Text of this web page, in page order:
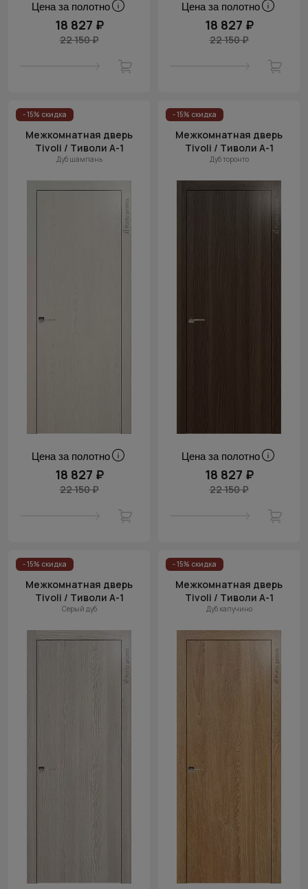
Цена за полотно
18 827 ₽
22 150 ₽
Цена за полотно
18 827 ₽
22 150 ₽
- 15% скидка
Межкомнатная дверь
Tivoli / Тиволи А-1
Дуб шампань
Цена за полотно
18 827 ₽
22 150 ₽
- 15% скидка
Межкомнатная дверь
Tivoli / Тиволи А-1
Дуб торонто
Цена за полотно
18 827 ₽
22 150 ₽
- 15% скидка
Межкомнатная дверь
Tivoli / Тиволи А-1
Серый дуб
- 15% скидка
Межкомнатная дверь
Tivoli / Тиволи А-1
Дуб капучино